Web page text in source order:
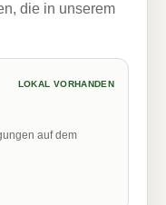
die in unserem
LOKAL VORHANDEN
auf dem